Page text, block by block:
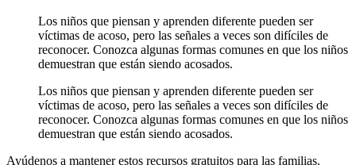
Los niños que piensan y aprenden diferente pueden ser
víctimas de acoso, pero las señales a veces son difíciles de
reconocer. Conozca algunas formas comunes en que los niños
demuestran que están siendo acosados.
Los niños que piensan y aprenden diferente pueden ser
víctimas de acoso, pero las señales a veces son difíciles de
reconocer. Conozca algunas formas comunes en que los niños
demuestran que están siendo acosados.
Ayúdenos a mantener estos recursos gratuitos para las familias.